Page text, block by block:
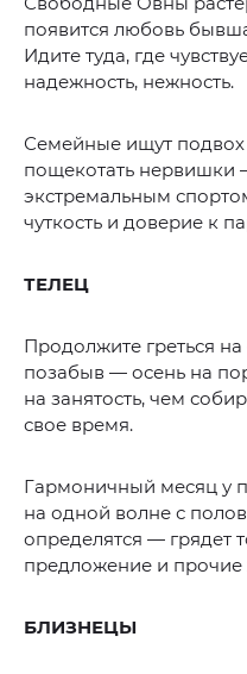
появится любовь
Идите туда, где
надежность, нежность.
Семейные ищут подвох
пощекотать нервишки
экстремальным
чуткость и доверие к
ТЕЛЕЦ
Продолжите греться
позабыв — осень на
на занятость, чем
свое время.
Гармоничный месяц у
на одной волне с
определятся — грядет
предложение и прочие
БЛИЗНЕЦЫ